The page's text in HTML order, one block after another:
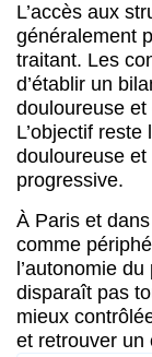
L’accès aux
généralement
traitant. Les
d’établir un
douloureuse
L’objectif reste
douloureuse
progressive.
À Paris et
comme
l’autonomie
disparaît pas
mieux
et retrouver un